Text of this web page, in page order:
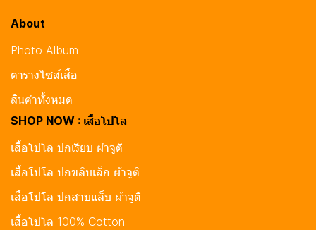
About
Photo Album
ตารางไซส์เสื้อ
สินค้าทั้งหมด
SHOP NOW : เสื้อโปโล
เสื้อโปโล ปกเรียบ ผ้าจูติ
เสื้อโปโล ปกขลิบเล็ก ผ้าจูติ
เสื้อโปโล ปกสาบแล็บ ผ้าจูติ
เสื้อโปโล 100% Cotton